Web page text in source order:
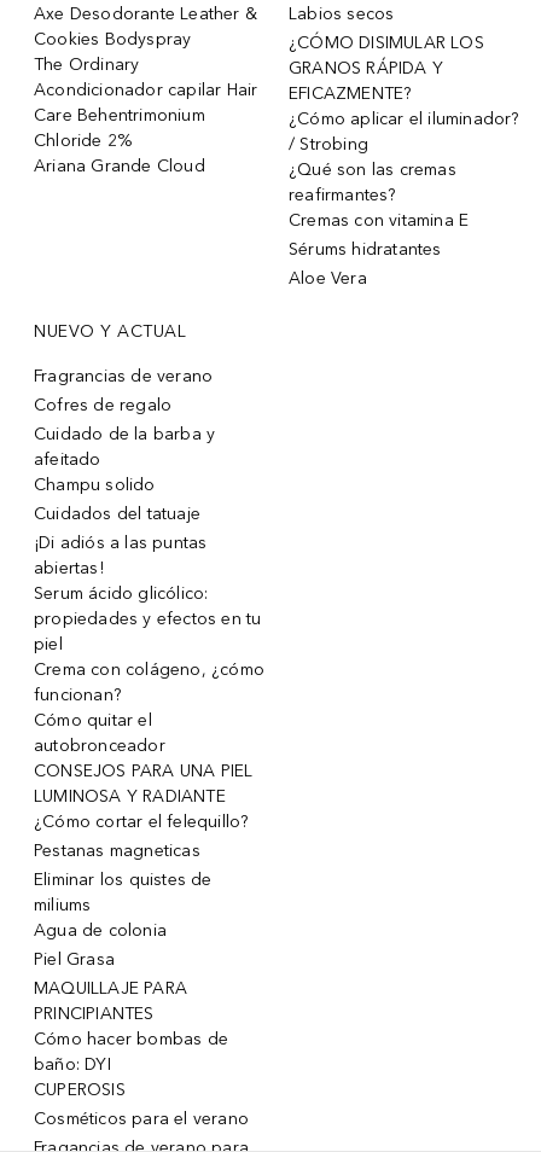
Axe Desodorante Leather &
Cookies Bodyspray
The Ordinary
Acondicionador capilar Hair
Care Behentrimonium
Chloride 2%
Ariana Grande Cloud
Labios secos
¿CÓMO DISIMULAR LOS
GRANOS RÁPIDA Y
EFICAZMENTE?
¿Cómo aplicar el iluminador?
/ Strobing
¿Qué son las cremas
reafirmantes?
Cremas con vitamina E
Sérums hidratantes
Aloe Vera
NUEVO Y ACTUAL
Fragrancias de verano
Cofres de regalo
Cuidado de la barba y
afeitado
Champu solido
Cuidados del tatuaje
¡Di adiós a las puntas
abiertas!
Serum ácido glicólico:
propiedades y efectos en tu
piel
Crema con colágeno, ¿cómo
funcionan?
Cómo quitar el
autobronceador
CONSEJOS PARA UNA PIEL
LUMINOSA Y RADIANTE
¿Cómo cortar el felequillo?
Pestanas magneticas
Eliminar los quistes de
miliums
Agua de colonia
Piel Grasa
MAQUILLAJE PARA
PRINCIPIANTES
Cómo hacer bombas de
baño: DYI
CUPEROSIS
Cosméticos para el verano
Fragancias de verano para